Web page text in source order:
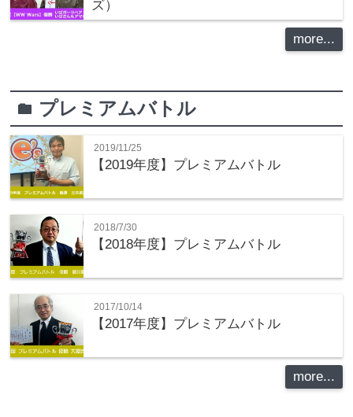
ズ）
more...
folder プレミアムバトル
2019/11/25
【2019年度】プレミアムバトル
2018/7/30
【2018年度】プレミアムバトル
2017/10/14
【2017年度】プレミアムバトル
more...